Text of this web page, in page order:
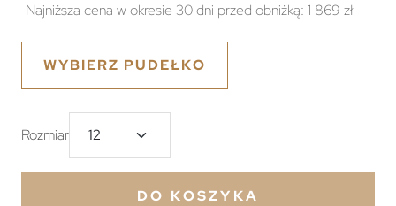
Najniższa cena w okresie 30 dni przed obniżką: 1 869 zł
WYBIERZ PUDEŁKO
Rozmiar
DO KOSZYKA